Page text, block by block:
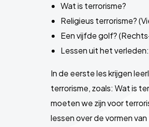
Wat is terrorisme?
Religieus terrorisme?
Een vijfde golf?
Lessen uit het
In de eerste les krijgen
terrorisme, zoals: Wat is
moeten we zijn voor
lessen over de vormen